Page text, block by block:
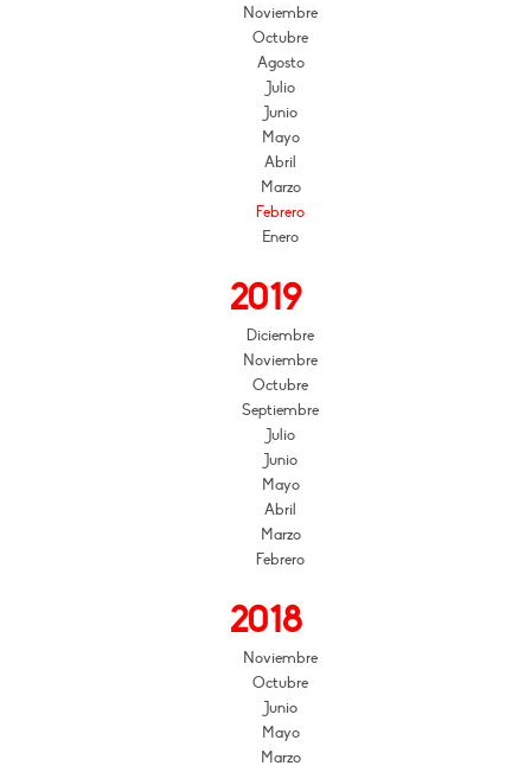
Noviembre
Octubre
Agosto
Julio
Junio
Mayo
Abril
Marzo
Febrero
Enero
2019
Diciembre
Noviembre
Octubre
Septiembre
Julio
Junio
Mayo
Abril
Marzo
Febrero
2018
Noviembre
Octubre
Junio
Mayo
Marzo